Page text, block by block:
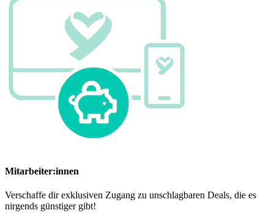
Mitarbeiter:innen
Verschaffe dir exklusiven Zugang zu unschlagbaren Deals, die es
nirgends günstiger gibt!